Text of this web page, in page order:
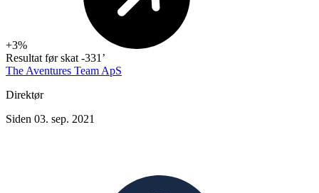
+3%
Resultat før skat -331’
The Aventures Team ApS
Direktør
Siden 03. sep. 2021